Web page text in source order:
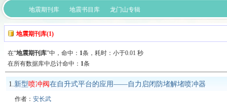
地震期刊库 地震书目库 龙门山专辑
地震期刊库(1)
在“地震期刊库”中， 命中： 1条，耗时：小于0.01 秒
在所有数据库中总计命中： 1条
1.新型喷冲阀在自升式平台的应用——自力启闭防堵解堵喷冲器
作者： 安长武